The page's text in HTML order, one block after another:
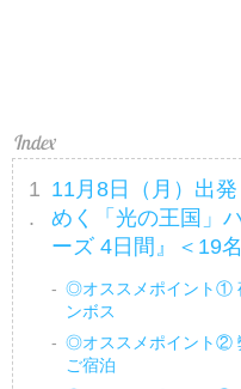
11月8日（月）出
めく「光の王国」
ーズ 4日間』＜19
◎オススメポイント①
ンボス
◎オススメポイント②
ご宿泊